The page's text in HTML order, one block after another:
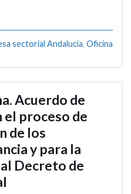
sectorial Andalucía, Oficina
Acuerdo de
el proceso de
de los
y para la
Decreto de